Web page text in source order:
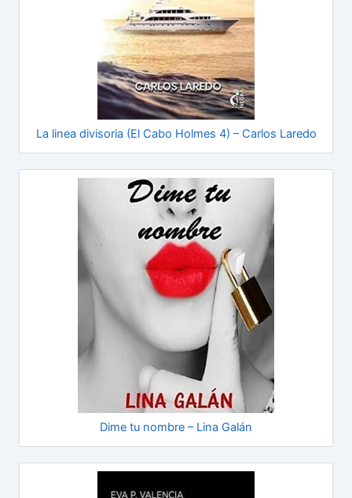
La linea divisoria (El Cabo Holmes 4) – Carlos Laredo
Dime tu nombre – Lina Galán